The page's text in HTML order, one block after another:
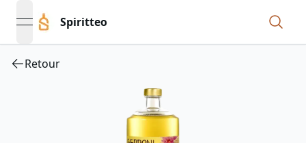
open navigation menu
Spiritteo
Retour